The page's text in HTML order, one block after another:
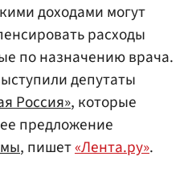
доходами могут
расходы
по назначению врача.
депутаты
Россия», которые
предложение
, пишет«Лента.ру».